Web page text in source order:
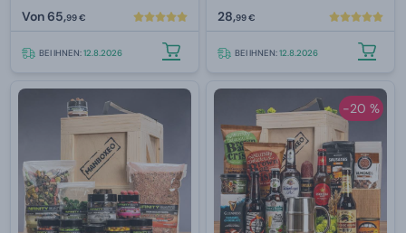
ml
Von65,99 €
BEI IHNEN:12.8.2026
Stck.
28,99 €
BEI IHNEN:12.8.2026
-20 %